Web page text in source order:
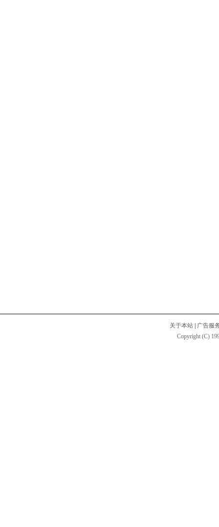
关于本站
广告服
Copyright (C)